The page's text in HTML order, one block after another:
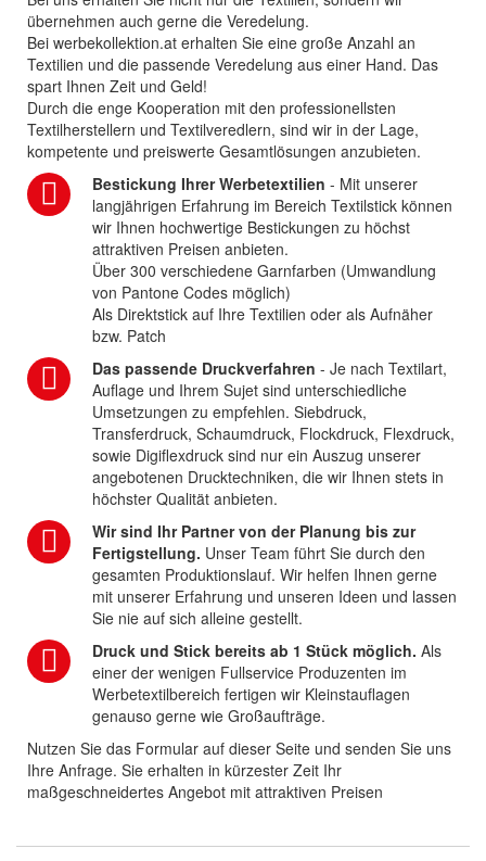
übernehmen auch gerne die Veredelung.
Bei werbekollektion.at erhalten Sie eine große Anzahl an
Textilien und die passende Veredelung aus einer Hand. Das
spart Ihnen Zeit und Geld!
Durch die enge Kooperation mit den professionellsten
Textilherstellern und Textilveredlern, sind wir in der Lage,
kompetente und preiswerte Gesamtlösungen anzubieten.
Bestickung Ihrer Werbetextilien - Mit unserer
langjährigen Erfahrung im Bereich Textilstick können
wir Ihnen hochwertige Bestickungen zu höchst
attraktiven Preisen anbieten.
Über 300 verschiedene Garnfarben (Umwandlung
von Pantone Codes möglich)
Als Direktstick auf Ihre Textilien oder als Aufnäher
bzw. Patch
Das passende Druckverfahren - Je nach Textilart,
Auflage und Ihrem Sujet sind unterschiedliche
Umsetzungen zu empfehlen. Siebdruck,
Transferdruck, Schaumdruck, Flockdruck, Flexdruck,
sowie Digiflexdruck sind nur ein Auszug unserer
angebotenen Drucktechniken, die wir Ihnen stets in
höchster Qualität anbieten.
Wir sind Ihr Partner von der Planung bis zur
Fertigstellung. Unser Team führt Sie durch den
gesamten Produktionslauf. Wir helfen Ihnen gerne
mit unserer Erfahrung und unseren Ideen und lassen
Sie nie auf sich alleine gestellt.
Druck und Stick bereits ab 1 Stück möglich. Als
einer der wenigen Fullservice Produzenten im
Werbetextilbereich fertigen wir Kleinstauflagen
genauso gerne wie Großaufträge.
Nutzen Sie das Formular auf dieser Seite und senden Sie uns
Ihre Anfrage. Sie erhalten in kürzester Zeit Ihr
maßgeschneidertes Angebot mit attraktiven Preisen